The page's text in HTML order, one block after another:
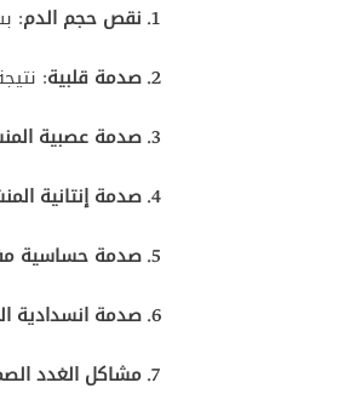
نقص حجم الدم:
صدمة قلبية:
صدمة عصبية
صدمة إنتانية
صدمة حساسية
صدمة انسدادية
مشاكل الغدد